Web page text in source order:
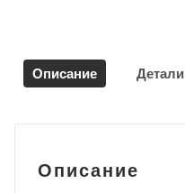
Описание Детали
Описание